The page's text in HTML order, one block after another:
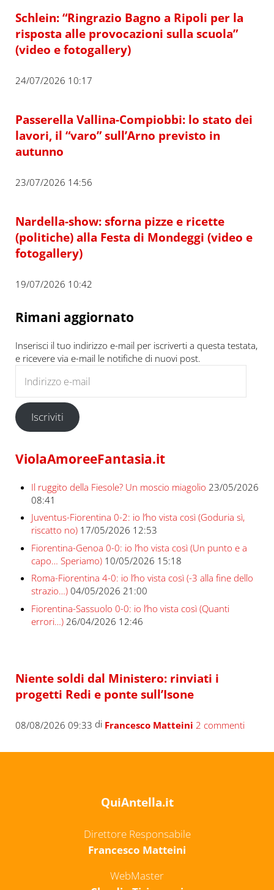
Schlein: “Ringrazio Bagno a Ripoli per la
risposta alle provocazioni sulla scuola”
(video e fotogallery)
24/07/2026 10:17
Passerella Vallina-Compiobbi: lo stato dei
lavori, il “varo” sull’Arno previsto in
autunno
23/07/2026 14:56
Nardella-show: sforna pizze e ricette
(politiche) alla Festa di Mondeggi (video e
fotogallery)
19/07/2026 10:42
Rimani aggiornato
Inserisci il tuo indirizzo e-mail per iscriverti a questa testata,
e ricevere via e-mail le notifiche di nuovi post.
Iscriviti
ViolaAmoreeFantasia.it
Il ruggito della Fiesole? Un moscio miagolio 23/05/2026
08:41
Juventus-Fiorentina 0-2: io l’ho vista così (Goduria sì,
riscatto no) 17/05/2026 12:53
Fiorentina-Genoa 0-0: io l’ho vista così (Un punto e a
capo… Speriamo) 10/05/2026 15:18
Roma-Fiorentina 4-0: io l’ho vista così (-3 alla fine dello
strazio…) 04/05/2026 21:00
Fiorentina-Sassuolo 0-0: io l’ho vista così (Quanti
errori…) 26/04/2026 12:46
Niente soldi dal Ministero: rinviati i
progetti Redi e ponte sull’Isone
08/08/2026 09:33 di Francesco Matteini 2 commenti
QuiAntella.it
Direttore Responsabile
Francesco Matteini
WebMaster